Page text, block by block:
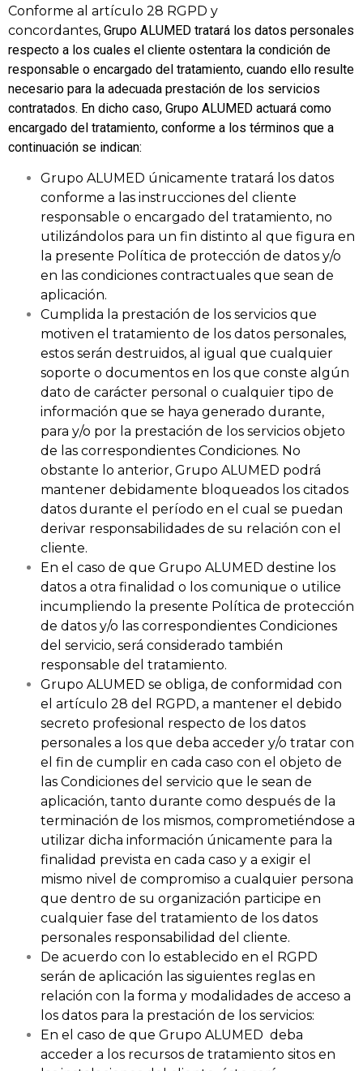
Conforme al artículo 28 RGPD y
concordantes, Grupo ALUMED tratará los datos personales
respecto a los cuales el cliente ostentara la condición de
responsable o encargado del tratamiento, cuando ello resulte
necesario para la adecuada prestación de los servicios
contratados. En dicho caso, Grupo ALUMED actuará como
encargado del tratamiento, conforme a los términos que a
continuación se indican:
Grupo ALUMED únicamente tratará los datos
conforme a las instrucciones del cliente
responsable o encargado del tratamiento, no
utilizándolos para un fin distinto al que figura en
la presente Política de protección de datos y/o
en las condiciones contractuales que sean de
aplicación.
Cumplida la prestación de los servicios que
motiven el tratamiento de los datos personales,
estos serán destruidos, al igual que cualquier
soporte o documentos en los que conste algún
dato de carácter personal o cualquier tipo de
información que se haya generado durante,
para y/o por la prestación de los servicios objeto
de las correspondientes Condiciones. No
obstante lo anterior, Grupo ALUMED podrá
mantener debidamente bloqueados los citados
datos durante el período en el cual se puedan
derivar responsabilidades de su relación con el
cliente.
En el caso de que Grupo ALUMED destine los
datos a otra finalidad o los comunique o utilice
incumpliendo la presente Política de protección
de datos y/o las correspondientes Condiciones
del servicio, será considerado también
responsable del tratamiento.
Grupo ALUMED se obliga, de conformidad con
el artículo 28 del RGPD, a mantener el debido
secreto profesional respecto de los datos
personales a los que deba acceder y/o tratar con
el fin de cumplir en cada caso con el objeto de
las Condiciones del servicio que le sean de
aplicación, tanto durante como después de la
terminación de los mismos, comprometiéndose a
utilizar dicha información únicamente para la
finalidad prevista en cada caso y a exigir el
mismo nivel de compromiso a cualquier persona
que dentro de su organización participe en
cualquier fase del tratamiento de los datos
personales responsabilidad del cliente.
De acuerdo con lo establecido en el RGPD
serán de aplicación las siguientes reglas en
relación con la forma y modalidades de acceso a
los datos para la prestación de los servicios:
En el caso de que Grupo ALUMED deba
acceder a los recursos de tratamiento sitos en